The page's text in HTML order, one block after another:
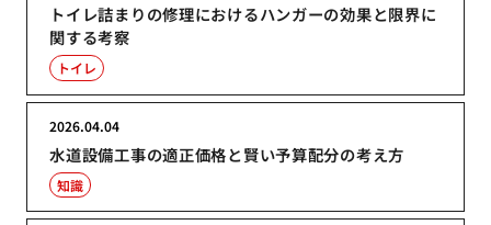
トイレ詰まりの修理におけるハンガーの効果と限界に
関する考察
トイレ
水道設備工事の適正価格と賢い予算配分の考え方
2026.04.04
知識